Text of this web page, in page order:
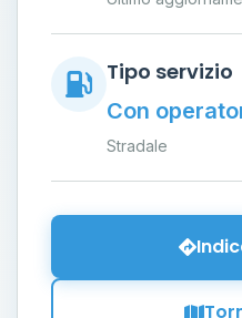
Tipo servizio
Con
Stradale